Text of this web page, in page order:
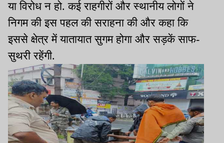
या विरोध न हो. कई राहगीरों और स्थानीय लोगों ने
निगम की इस पहल की सराहना की और कहा कि
इससे क्षेत्र में यातायात सुगम होगा और सड़कें साफ-
सुथरी रहेंगी.